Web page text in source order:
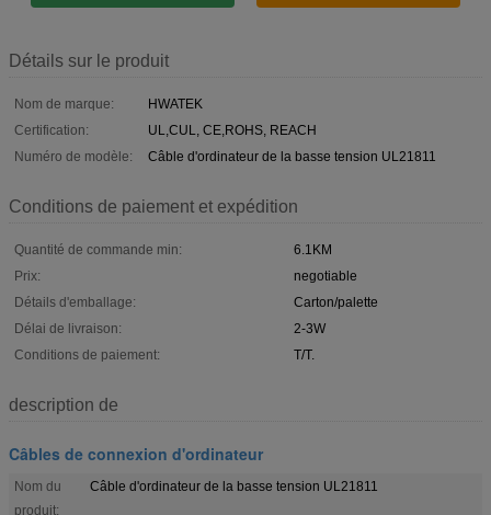
Détails sur le produit
Nom de marque:
HWATEK
Certification:
UL,CUL, CE,ROHS, REACH
Numéro de modèle:
Câble d'ordinateur de la basse tension UL21811
Conditions de paiement et expédition
Quantité de commande min:
6.1KM
Prix:
negotiable
Détails d'emballage:
Carton/palette
Délai de livraison:
2-3W
Conditions de paiement:
T/T.
description de
Câbles de connexion d'ordinateur
Nom du
produit:
Câble d'ordinateur de la basse tension UL21811